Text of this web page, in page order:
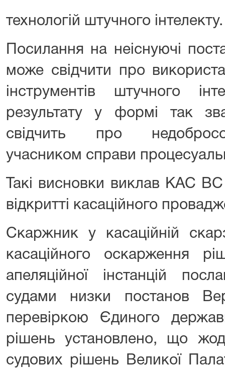
технологій штучного інтелекту.
Посилання на неіснуючі
може свідчити про
інструментів штучного
результату у формі так
свідчить про
учасником справи
Такі висновки виклав КАС
відкритті касаційного
Скаржник у касаційній
касаційного оскарження
апеляційної інстанцій
судами низки постанов
перевіркою Єдиного
рішень установлено, що
судових рішень Великої